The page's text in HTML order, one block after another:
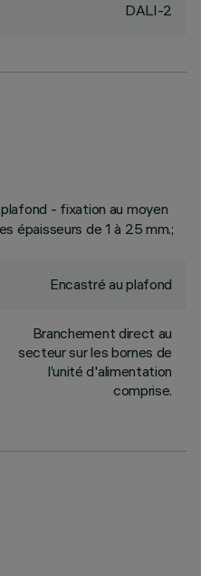
DALI-2
- fixation au moyen
épaisseurs de 1 à 25 mm.;
Encastré au plafond
Branchement direct au
secteur sur les bornes de
l’unité d'alimentation
comprise.